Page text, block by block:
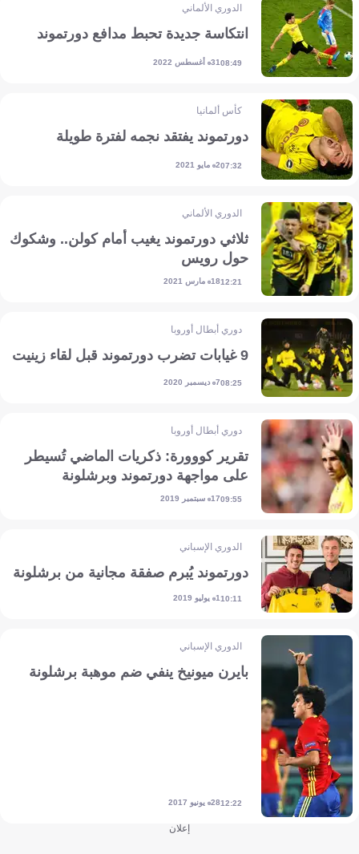
الدوري الألماني
انتكاسة جديدة تحبط مدافع دورتموند
08:4931 أغسطس 2022
كأس ألمانيا
دورتموند يفتقد نجمه لفترة طويلة
07:322 مايو 2021
الدوري الألماني
ثلاثي دورتموند يغيب أمام كولن.. وشكوك
حول رويس
12:2118 مارس 2021
دوري أبطال أوروبا
9 غيابات تضرب دورتموند قبل لقاء زينيت
08:257 ديسمبر 2020
دوري أبطال أوروبا
تقرير كووورة: ذكريات الماضي تُسيطر
على مواجهة دورتموند وبرشلونة
09:5517 سبتمبر 2019
الدوري الإسباني
دورتموند يُبرم صفقة مجانية من برشلونة
10:111 يوليو 2019
الدوري الإسباني
بايرن ميونيخ ينفي ضم موهبة برشلونة
12:2228 يونيو 2017
إعلان